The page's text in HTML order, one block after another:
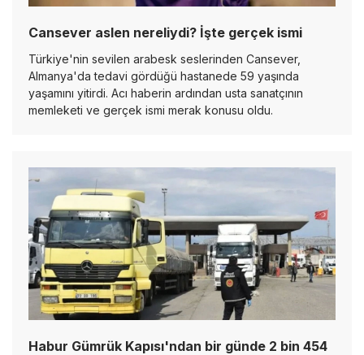
Cansever aslen nereliydi? İşte gerçek ismi
Türkiye'nin sevilen arabesk seslerinden Cansever,
Almanya'da tedavi gördüğü hastanede 59 yaşında
yaşamını yitirdi. Acı haberin ardından usta sanatçının
memleketi ve gerçek ismi merak konusu oldu.
Habur Gümrük Kapısı'ndan bir günde 2 bin 454